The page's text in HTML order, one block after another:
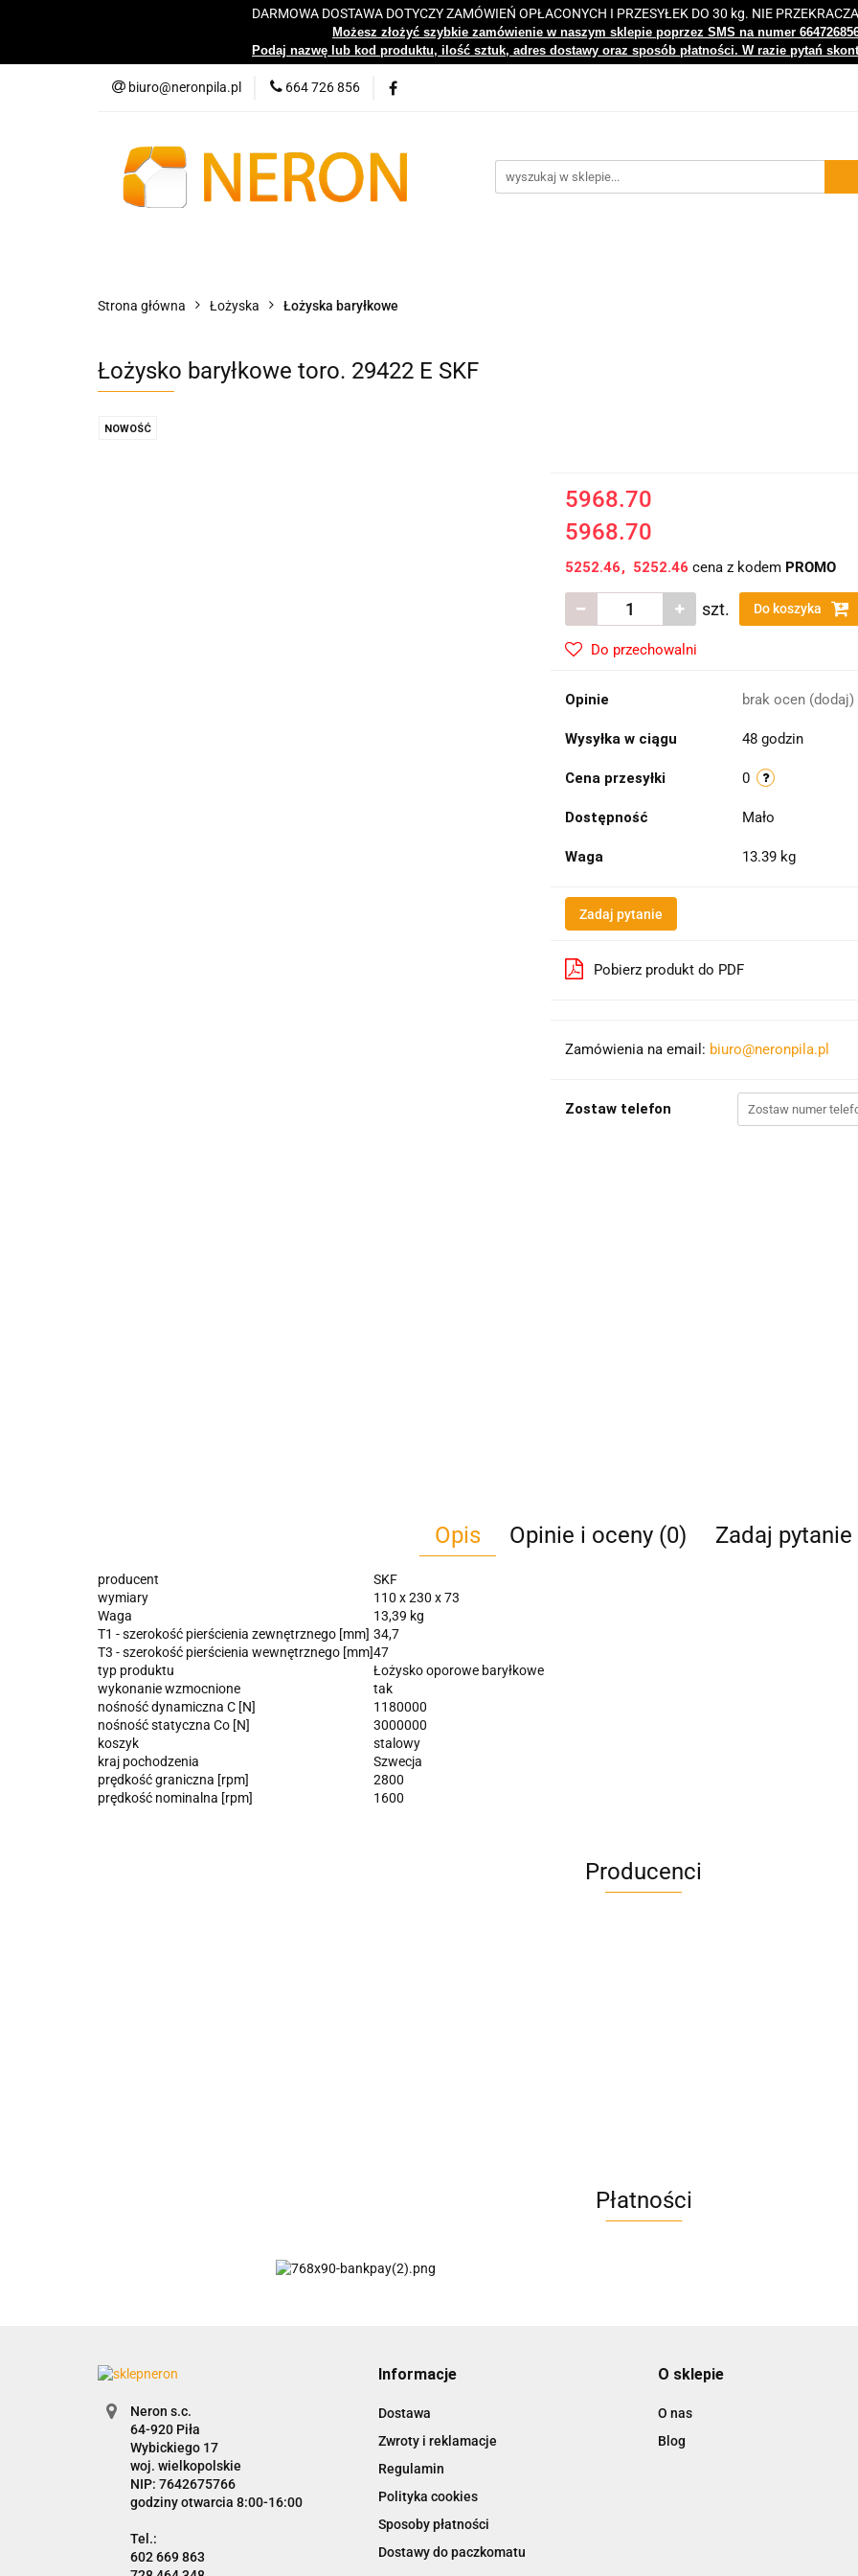
DARMOWA DOSTAWA DOTYCZY ZAMÓWIEŃ OPŁACONYCH I PRZESYŁEK DO 30 kg. NIE
Możesz złożyć szybkie zamówienie w naszym sklepie poprzez SMS na numer
Podaj nazwę lub kod produktu, ilość sztuk, adres dostawy oraz sposób płatności. W razie pytań
biuro@neronpila.pl 664 726 856
Katalogi Nowości Bestsellery Kontakt Centrum
Strona główna Łożyska Łożyska baryłkowe
Łożysko baryłkowe toro. 29422 E SKF
NOWOŚĆ
5968.70
5968.70
5252.46 5252.46 cena z kodem PROMO
szt. Do koszyka
Do przechowalni
Opinie brak ocen (dodaj)
Wysyłka w ciągu 48 godzin
Cena przesyłki 0
Dostępność Mało
Waga 13.39 kg
Zadaj pytanie
Pobierz produkt do PDF
Zamówienia na email: biuro@neronpila.pl
Zostaw telefon
Opis Opinie i oceny (0) Zadaj pytanie
producent
SKF
wymiary
110 x 230 x 73
Waga
13,39 kg
T1 - szerokość pierścienia zewnętrznego [mm] 34,7
T3 - szerokość pierścienia wewnętrznego [mm]47
typ produktu
Łożysko oporowe baryłkowe
wykonanie wzmocnione
tak
nośność dynamiczna C [N]
1180000
nośność statyczna Co [N]
3000000
koszyk
stalowy
kraj pochodzenia
Szwecja
prędkość graniczna [rpm]
2800
prędkość nominalna [rpm]
1600
Producenci
AC EasyLine
AIRTAC
Płatności
Neron s.c.
Wybickiego 17
woj. wielkopolskie
NIP: 7642675766
godziny otwarcia 8:00-16:00
602 669 863
Informacje
Dostawa
Zwroty i reklamacje
Regulamin
Polityka cookies
Sposoby płatności
Dostawy do paczkomatu
O sklepie
O nas
Blog